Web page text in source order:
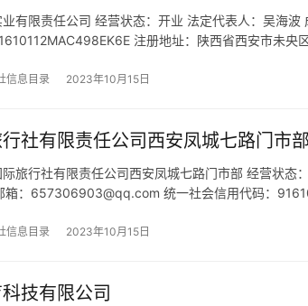
有限责任公司 经营状态：开业 法定代表人：吴海
注册地址：陕西省西安市未
信息目录 2023年10月15日
社有限责任公司西安凤城七路门市部
旅行社有限责任公司西安凤城七路门市部 经营状
：657306903@qq.com 统一社会信用代码：
信息目录 2023年10月15日
技有限公司